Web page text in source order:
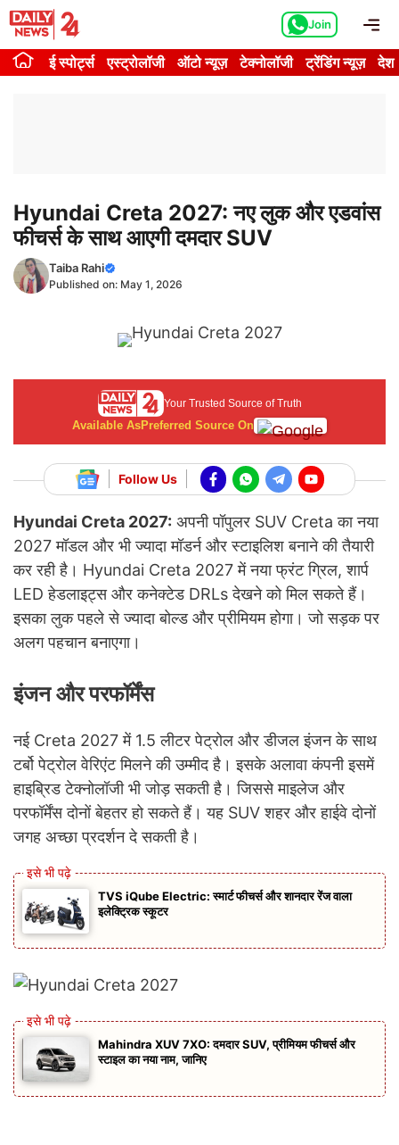
Skip
content
Join
ई स्पोर्ट्स एस्ट्रोलॉजी ऑटो न्यूज़ टेक्नोलॉजी ट्रेंडिंग न्यूज़ देश
Hyundai Creta 2027: नए लुक और एडवांस
फीचर्स के साथ आएगी दमदार SUV
Taiba Rahi
Published on: May 1, 2026
Your Trusted Source of Truth
Available AsPreferred Source On
Follow Us
Hyundai Creta 2027: अपनी पॉपुलर SUV Creta का नया
2027 मॉडल और भी ज्यादा मॉडर्न और स्टाइलिश बनाने की तैयारी
कर रही है। Hyundai Creta 2027 में नया फ्रंट ग्रिल, शार्प
LED हेडलाइट्स और कनेक्टेड DRLs देखने को मिल सकते हैं।
इसका लुक पहले से ज्यादा बोल्ड और प्रीमियम होगा। जो सड़क पर
अलग पहचान बनाएगा।
इंजन और परफॉर्मेंस
नई Creta 2027 में 1.5 लीटर पेट्रोल और डीजल इंजन के साथ
टर्बो पेट्रोल वेरिएंट मिलने की उम्मीद है। इसके अलावा कंपनी इसमें
हाइब्रिड टेक्नोलॉजी भी जोड़ सकती है। जिससे माइलेज और
परफॉर्मेंस दोनों बेहतर हो सकते हैं। यह SUV शहर और हाईवे दोनों
जगह अच्छा प्रदर्शन दे सकती है।
TVS iQube Electric: स्मार्ट फीचर्स और शानदार रेंज वाला
इलेक्ट्रिक स्कूटर
Mahindra XUV 7XO: दमदार SUV, प्रीमियम फीचर्स और
स्टाइल का नया नाम, जानिए